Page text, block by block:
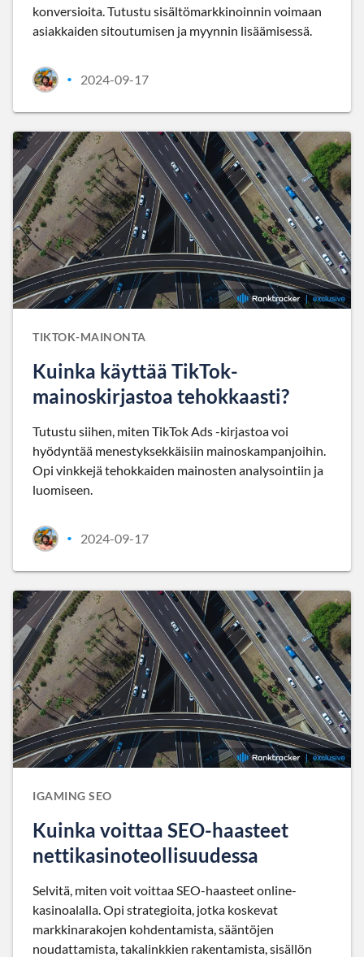
konversioita. Tutustu sisältömarkkinoinnin voimaan
asiakkaiden sitoutumisen ja myynnin lisäämisessä.
• 2024-09-17
TIKTOK-MAINONTA
Kuinka käyttää TikTok-
mainoskirjastoa tehokkaasti?
Tutustu siihen, miten TikTok Ads -kirjastoa voi
hyödyntää menestyksekkäisiin mainoskampanjoihin.
Opi vinkkejä tehokkaiden mainosten analysointiin ja
luomiseen.
• 2024-09-17
IGAMING SEO
Kuinka voittaa SEO-haasteet
nettikasinoteollisuudessa
Selvitä, miten voit voittaa SEO-haasteet online-
kasinoalalla. Opi strategioita, jotka koskevat
markkinarakojen kohdentamista, sääntöjen
noudattamista, takalinkkien rakentamista, sisällön